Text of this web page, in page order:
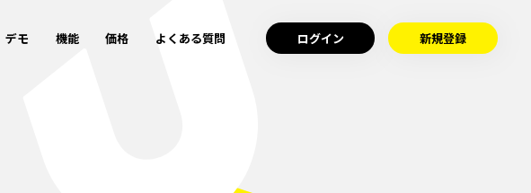
デモ 機能 価格 よくある質問 ログイン 新規登録